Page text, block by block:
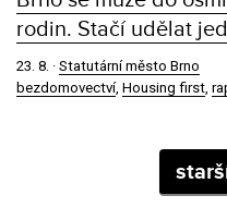
rodin. Stačí udělat
23. 8. · Statutární město Brno
bezdomovectví, Housing first